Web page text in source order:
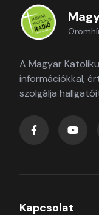
A Magyar
információkkal,
szolgálja
Kapcsolat